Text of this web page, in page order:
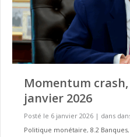
Momentum
janvier 2026
Posté le 6 janvier 2026 | dans
Politique monétaire, 8.2 Banques,